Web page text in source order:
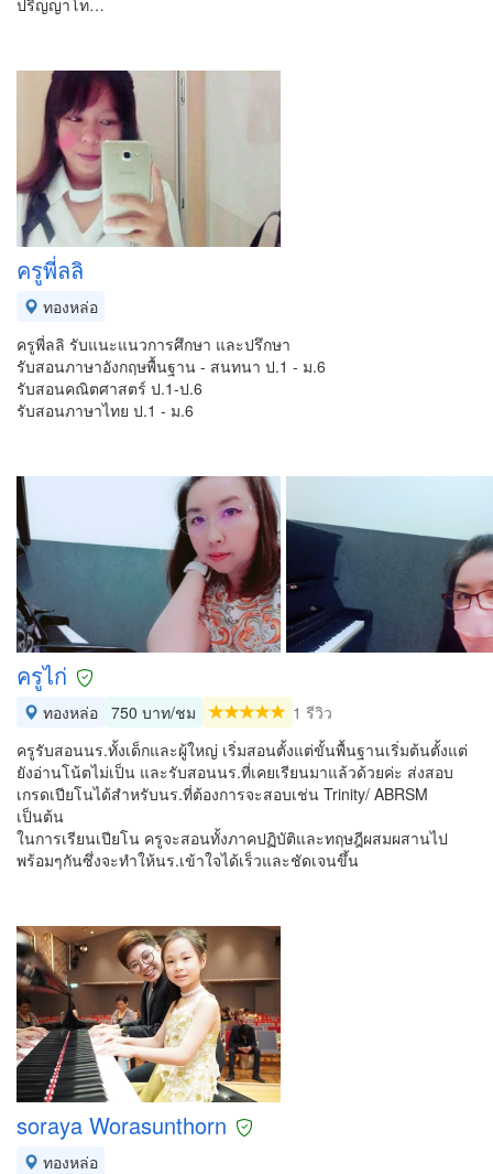
ปริญญาโท…
ครูพี่ลลิ
ทองหล่อ
ครูพี่ลลิ รับแนะแนวการศึกษา และปรึกษา
รับสอนภาษาอังกฤษพื้นฐาน - สนทนา ป.1 - ม.6
รับสอนคณิตศาสตร์ ป.1-ป.6
รับสอนภาษาไทย ป.1 - ม.6
ครูไก่
ทองหล่อ 750 บาท/ชม
1 รีวิว
ครูรับสอนนร.ทั้งเด็กและผู้ใหญ่ เริ่มสอนตั้งแต่ขั้นพื้นฐานเริ่มต้นตั้งแต่
ยังอ่านโน้ตไม่เป็น และรับสอนนร.ที่เคยเรียนมาแล้วด้วยค่ะ ส่งสอบ
เกรดเปียโนได้สำหรับนร.ที่ต้องการจะสอบเช่น Trinity/ ABRSM
เป็นต้น
ในการเรียนเปียโน ครูจะสอนทั้งภาคปฏิบัติและทฤษฎีผสมผสานไป
พร้อมๆกันซึ่งจะทำให้นร.เข้าใจได้เร็วและชัดเจนขึ้น
soraya Worasunthorn
ทองหล่อ